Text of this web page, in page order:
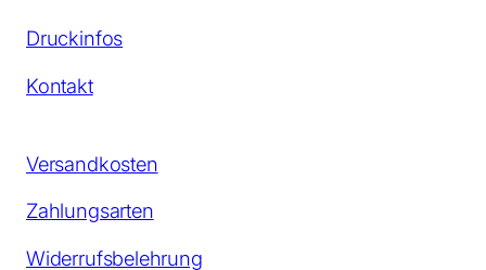
Druckinfos
Kontakt
Versandkosten
Zahlungsarten
Widerrufsbelehrung